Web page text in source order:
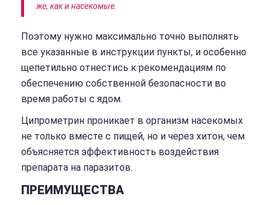
же, как и насекомые.
Поэтому нужно максимально точно выполнять
все указанные в инструкции пункты, и особенно
щепетильно отнестись к рекомендациям по
обеспечению собственной безопасности во
время работы с ядом.
Ципрометрин проникает в организм насекомых
не только вместе с пищей, но и через хитон, чем
объясняется эффективность воздействия
препарата на паразитов.
ПРЕИМУЩЕСТВА